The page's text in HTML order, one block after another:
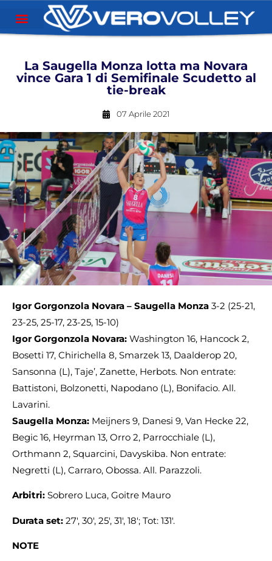
La Saugella Monza lotta ma Novara
vince Gara 1 di Semifinale Scudetto al
tie-break
07 Aprile 2021
Igor Gorgonzola Novara – Saugella Monza 3-2 (25-21,
23-25, 25-17, 23-25, 15-10)
Igor Gorgonzola Novara: Washington 16, Hancock 2,
Bosetti 17, Chirichella 8, Smarzek 13, Daalderop 20,
Sansonna (L), Taje’, Zanette, Herbots. Non entrate:
Battistoni, Bolzonetti, Napodano (L), Bonifacio. All.
Lavarini.
Saugella Monza: Meijners 9, Danesi 9, Van Hecke 22,
Begic 16, Heyrman 13, Orro 2, Parrocchiale (L),
Orthmann 2, Squarcini, Davyskiba. Non entrate:
Negretti (L), Carraro, Obossa. All. Parazzoli.
Arbitri: Sobrero Luca, Goitre Mauro
Durata set: 27′, 30′, 25′, 31′, 18′; Tot: 131′.
NOTE